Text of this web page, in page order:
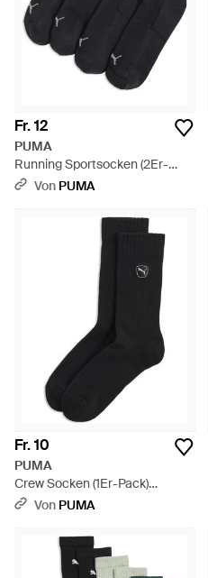
Fr. 12
PUMA
Running Sportsocken (2Er-
Pack) Accessoires - Schwarz
Von PUMA
Fr. 10
PUMA
Crew Socken (1Er-Pack)
Kleidung - Schwarz
Von PUMA